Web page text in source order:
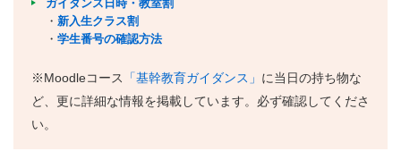
ガイダンス日時・教室割
・ 新入生クラス割
・ 学生番号の確認方法
※Moodleコース 「基幹教育ガイダンス」 に当日の持ち物な
ど、更に詳細な情報を掲載しています。必ず確認してくださ
い。